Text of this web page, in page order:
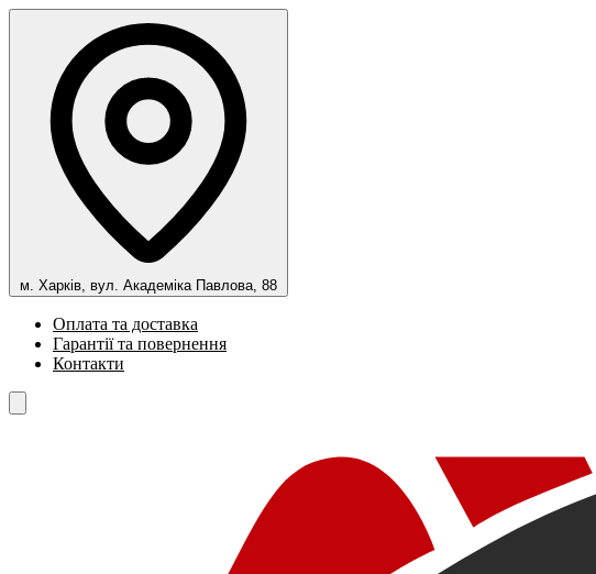
м. Харків, вул. Академіка Павлова, 88
Оплата та доставка
Гарантії та повернення
Контакти